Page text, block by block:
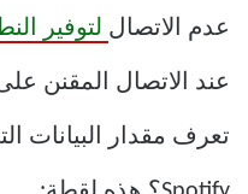
عدم الاتصال لتوفير
عند الاتصال المقنن
تعرف مقدار البيانات